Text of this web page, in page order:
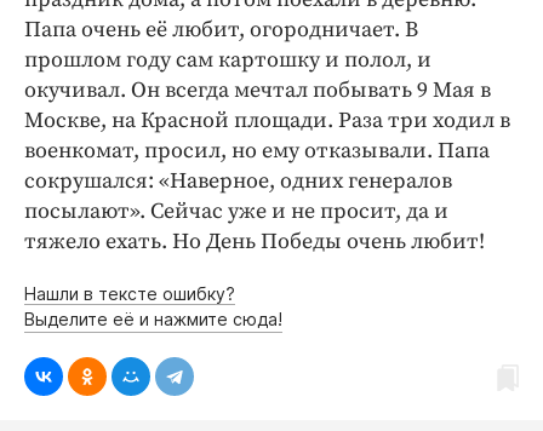
Папа очень её любит, огородничает. В
прошлом году сам картошку и полол, и
окучивал. Он всегда мечтал побывать 9 Мая в
Москве, на Красной площади. Раза три ходил в
военкомат, просил, но ему отказывали. Папа
сокрушался: «Наверное, одних генералов
посылают». Сейчас уже и не просит, да и
тяжело ехать. Но День ­Победы очень любит!
Нашли в тексте ошибку?
Выделите её и нажмите сюда!